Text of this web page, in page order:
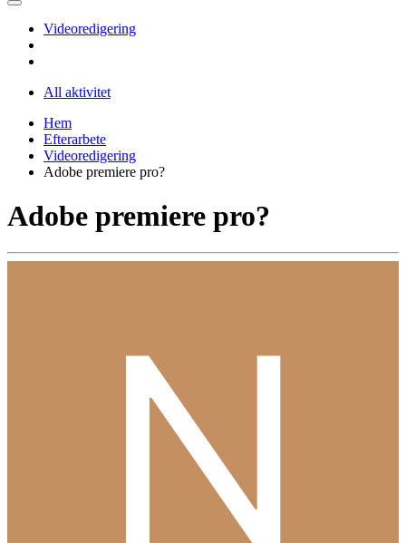
Videoredigering
All aktivitet
Hem
Efterarbete
Videoredigering
Adobe premiere pro?
Adobe premiere pro?